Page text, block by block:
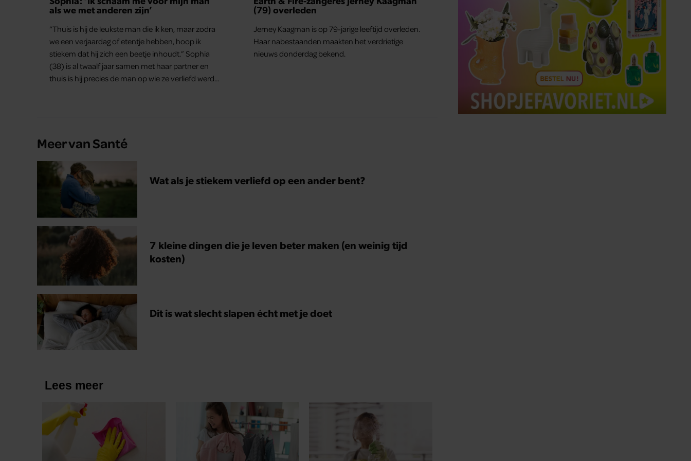
als we met anderen zijn’
“Thuis is hij de leukste man die ik ken, maar zodra
we een verjaardag of etentje hebben, hoop ik
stiekem dat hij zich een beetje inhoudt.” Sophia
(38) is al twaalf jaar samen met haar partner en
thuis is hij precies de man op wie ze verliefd werd:
(79) overleden
Jerney Kaagman is op 79-jarige leeftijd overleden.
Haar nabestaanden maakten het verdrietige
nieuws donderdag bekend.
Meer van Santé
Wat als je stiekem verliefd op een ander bent?
7 kleine dingen die je leven beter maken (en weinig tijd
kosten)
Dit is wat slecht slapen écht met je doet